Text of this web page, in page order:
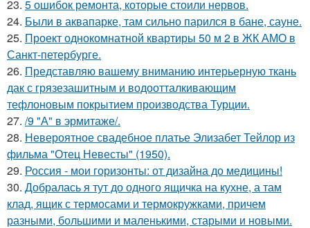
23. 5 ошибок ремонта, которые стоили нервов.
24. Были в аквапарке, там сильно парился в бане, сауне.
25. Проект однокомнатной квартиры 50 м 2 в ЖК АМО в
Санкт-петербурге.
26. Представляю вашему вниманию интерьерную ткань
дак с грязезашитным и водоотталкивающим
тефлоновым покрытием производства Турции.
27. /9 "А" в эрмитаже/.
28. Невероятное свадебное платье Элизабет Тейлор из
фильма "Отец Невесты" (1950).
29. Россия - мои горизонты: от дизайна до медицины!
30. Добралась я тут до одного ящичка на кухне, а там
клад, ящик с термосами и термокружками, причем
разными, большими и маленькими, старыми и новыми.